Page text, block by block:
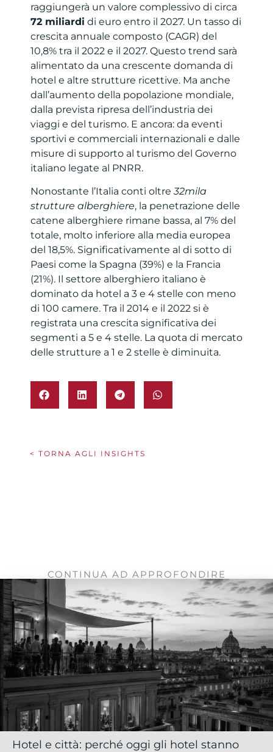
raggiungerà un valore complessivo di circa
72 miliardi di euro entro il 2027. Un tasso di
crescita annuale composto (CAGR) del
10,8% tra il 2022 e il 2027. Questo trend sarà
alimentato da una crescente domanda di
hotel e altre strutture ricettive. Ma anche
dall’aumento della popolazione mondiale,
dalla prevista ripresa dell’industria dei
viaggi e del turismo. E ancora: da eventi
sportivi e commerciali internazionali e dalle
misure di supporto al turismo del Governo
italiano legate al PNRR.
Nonostante l’Italia conti oltre32mila
strutture alberghiere, la penetrazione delle
catene alberghiere rimane bassa, al 7% del
totale, molto inferiore alla media europea
del 18,5%. Significativamente al di sotto di
Paesi come la Spagna (39%) e la Francia
(21%). Il settore alberghiero italiano è
dominato da hotel a 3 e 4 stelle con meno
di 100 camere. Tra il 2014 e il 2022 si è
registrata una crescita significativa dei
segmenti a 5 e 4 stelle. La quota di mercato
delle strutture a 1 e 2 stelle è diminuita.
< TORNA AGLI INSIGHTS
CONTINUA AD APPROFONDIRE
Hotel e città: perché oggi gli hotel stanno